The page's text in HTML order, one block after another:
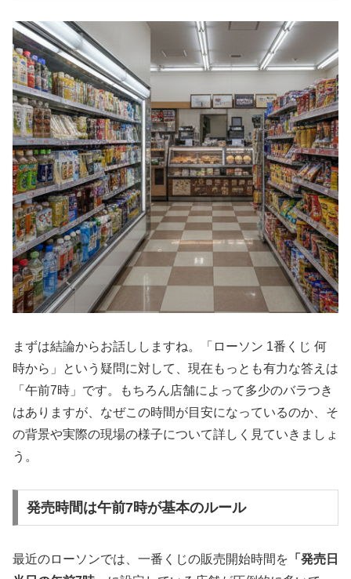
まずは結論からお話ししますね。「ローソン 1番くじ 何
時から」という疑問に対して、現在もっとも有力な答えは
「午前7時」です。もちろん店舗によって多少のバラつき
はありますが、なぜこの時間が目安になっているのか、そ
の背景や実際の現場の様子について詳しく見ていきましょ
う。
発売時間は午前7時が基本のルール
最近のローソンでは、一番くじの販売開始時間を 「発売日